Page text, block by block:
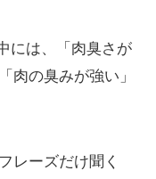
には、「肉臭さが
肉の臭みが強い」
レーズだけ聞く